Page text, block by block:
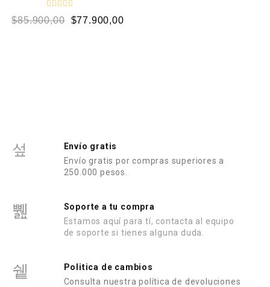
V
a
$85.900,00 $77.900,00
Envío gratis
Envío gratis por compras superiores a
250.000 pesos.
Soporte a tu compra
Estamos aquí para tí, contacta al equipo
de soporte si tienes alguna duda.
Politica de cambios
Consulta nuestra política de devoluciones